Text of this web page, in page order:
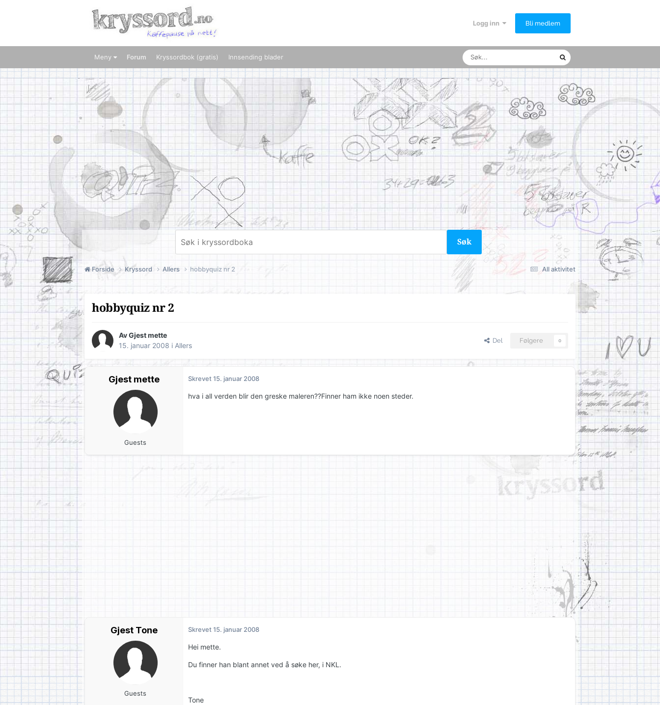
Logg inn Bli medlem
Meny Forum Kryssordbok (gratis) Innsending blader
Søk
All aktivitet
Forside Kryssord Allers hobbyquiz nr 2
hobbyquiz nr 2
Av Gjest mette
15. januar 2008 i Allers
Del Følgere 0
Gjest mette
Guests
Skrevet15. januar 2008
hva i all verden blir den greske maleren??Finner ham ikke noen steder.
Gjest Tone
Guests
Skrevet15. januar 2008
Hei mette.
Du finner han blant annet ved å søke her, i NKL.
Tone